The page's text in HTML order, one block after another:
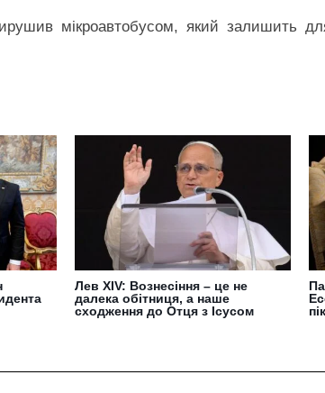
мікроавтобусом, який залишить
Лев XIV: Вознесіння – це не
далека обітниця, а наше
сходження до Отця з Ісусом